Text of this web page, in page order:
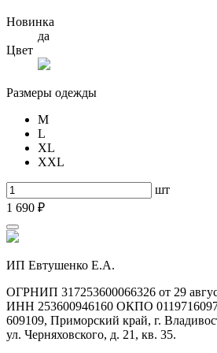
Новинка
да
Цвет
Размеры одежды
M
L
XL
XXL
шт
1 690 ₽
ИП Евтушенко Е.А.
ОГРНИП 317253600066326 от 29
ИНН 253600946160 ОКПО
609109, Приморский край, г.
ул. Черняховского, д. 21, кв. 35.